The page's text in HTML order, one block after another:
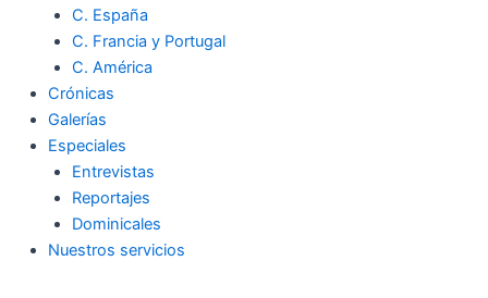
C. España
C. Francia y Portugal
C. América
Crónicas
Galerías
Especiales
Entrevistas
Reportajes
Dominicales
Nuestros servicios